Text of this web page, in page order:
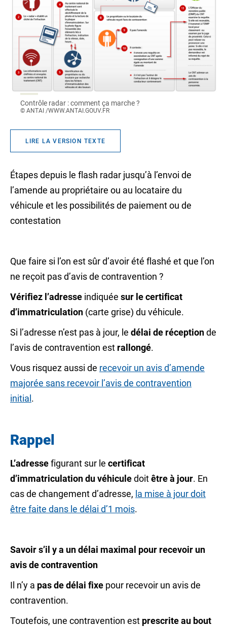
Contrôle radar : comment ça marche ?
© ANTAI /WWW.ANTAI.GOUV.FR
LIRE LA VERSION TEXTE
Étapes depuis le flash radar jusqu’à l’envoi de
l’amende au propriétaire ou au locataire du
véhicule et les possibilités de paiement ou de
contestation
Que faire si l’on est sûr d’avoir été flashé et que l’on
ne reçoit pas d’avis de contravention ?
Vérifiez l’adresse indiquée sur le certificat
d’immatriculation (carte grise) du véhicule.
Si l’adresse n’est pas à jour, le délai de réceptionde
l’avis de contravention est rallongé.
Vous risquez aussi de recevoir un avis d’amende
majorée sans recevoir l’avis de contravention
initial .
Rappel
L’adressefigurant sur le certificat
d’immatriculation du véhiculedoitêtre à jour. En
cas de changement d’adresse, la mise à jour doit
être faite dans le délai d’1 mois.
Savoir s’il y a un délai maximal pour recevoir un
avis de contravention
Il n’y a pas de délai fixe pour recevoir un avis de
contravention.
Toutefois, une contravention est prescrite au bout